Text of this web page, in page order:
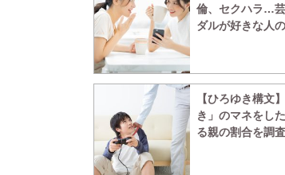
倫、セクハラ…
ダルが好きな人
【ひろゆき構文
き」のマネをし
る親の割合を調